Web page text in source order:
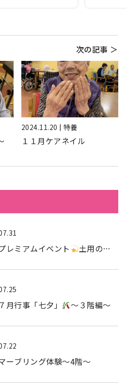
次の記事 ＞
2024.11.20 | 特養
１１月ケアネイル
レミアムイベント
土用の丑
７月行事「七夕」 ～３階編～
ーブリング体験〜4階〜